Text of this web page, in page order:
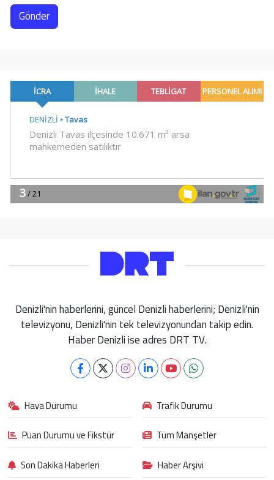
Gönder
Denizli'nin haberlerini, güncel Denizli haberlerini; Denizli'nin
televizyonu, Denizli'nin tek televizyonundan takip edin.
Haber Denizli ise adres DRT TV.
Hava Durumu
Trafik Durumu
Puan Durumu ve Fikstür
Tüm Manşetler
Son Dakika Haberleri
Haber Arşivi